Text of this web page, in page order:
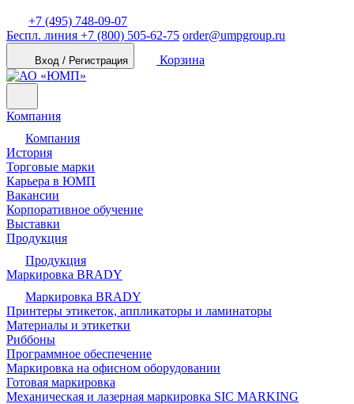
+7 (495) 748-09-07
Беспл. линия +7 (800) 505-62-75 order@umpgroup.ru
Вход / Регистрация Корзина
Компания
Компания
История
Торговые марки
Карьера в ЮМП
Вакансии
Корпоративное обучение
Выставки
Продукция
Продукция
Маркировка BRADY
Маркировка BRADY
Принтеры этикеток, аппликаторы и ламинаторы
Материалы и этикетки
Риббоны
Программное обеспечение
Маркировка на офисном оборудовании
Готовая маркировка
Механическая и лазерная маркировка SIC MARKING